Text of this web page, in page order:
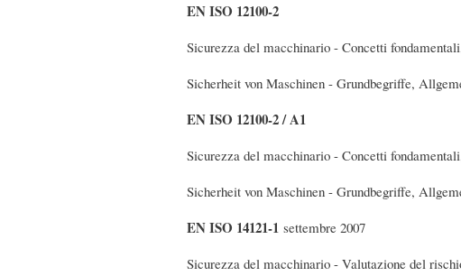
EN ISO 12100-2
Sicurezza del macchinario - Concetti
Sicherheit von Maschinen - Grundbegriffe,
EN ISO 12100-2 / A1
Sicurezza del macchinario - Concetti
Sicherheit von Maschinen - Grundbegriffe,
EN ISO 14121-1 settembre 2007
Sicurezza del macchinario - Valutazione del